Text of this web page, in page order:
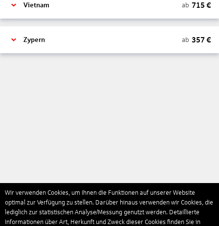
Vietnam ab 715 €
Zypern ab 357 €
Wir verwenden Cookies, um Ihnen die Funktionen auf unserer Website
optimal zur Verfügung zu stellen. Darüber hinaus verwenden wir Cookies, die
lediglich zur statistischen Analyse/Messung genutzt werden. Detaillierte
Informationen über Art, Herkunft und Zweck dieser Cookies finden Sie in